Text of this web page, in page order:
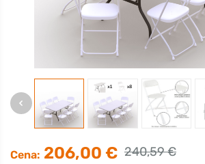
Cena: 206,00 € 240,59 €